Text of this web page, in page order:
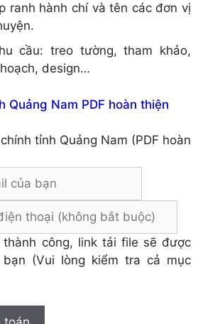
ranh hành chí và tên các đơn vị
cầu: treo tường, tham khảo,
design…
tỉnh Quảng Nam (PDF hoàn
công, link tải file sẽ được
(Vui lòng kiểm tra cả mục